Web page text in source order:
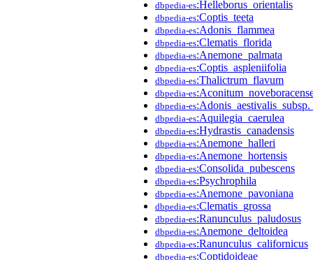
dbpedia-es:Helleborus_orientalis
dbpedia-es:Coptis_teeta
dbpedia-es:Adonis_flammea
dbpedia-es:Clematis_florida
dbpedia-es:Anemone_palmata
dbpedia-es:Coptis_aspleniifolia
dbpedia-es:Thalictrum_flavum
dbpedia-es
dbpedia-es
dbpedia-es:Aquilegia_caerulea
dbpedia-es:Hydrastis_canadensis
dbpedia-es:Anemone_halleri
dbpedia-es:Anemone_hortensis
dbpedia-es:Consolida_pubescens
dbpedia-es:Psychrophila
dbpedia-es:Anemone_pavoniana
dbpedia-es:Clematis_grossa
dbpedia-es:Ranunculus_paludosus
dbpedia-es:Anemone_deltoidea
dbpedia-es:Ranunculus_californicus
dbpedia-es:Coptidoideae